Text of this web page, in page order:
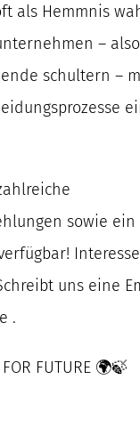
als Hemmnis
–
schultern –
sowie ein
uns eine
.
FOR FUTURE 🌍🍃